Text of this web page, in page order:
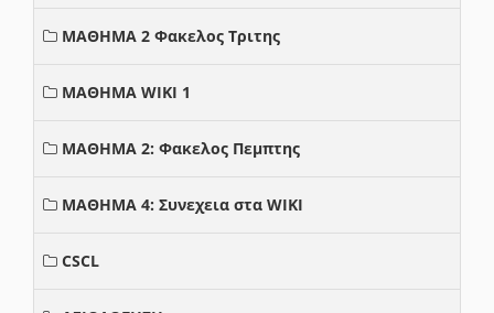
ΜΑΘΗΜΑ 2 Φακελος Τριτης
ΜΑΘΗΜΑ WIKI 1
ΜΑΘΗΜΑ 2: Φακελος Πεμπτης
ΜΑΘΗΜΑ 4: Συνεχεια στα WIKI
CSCL